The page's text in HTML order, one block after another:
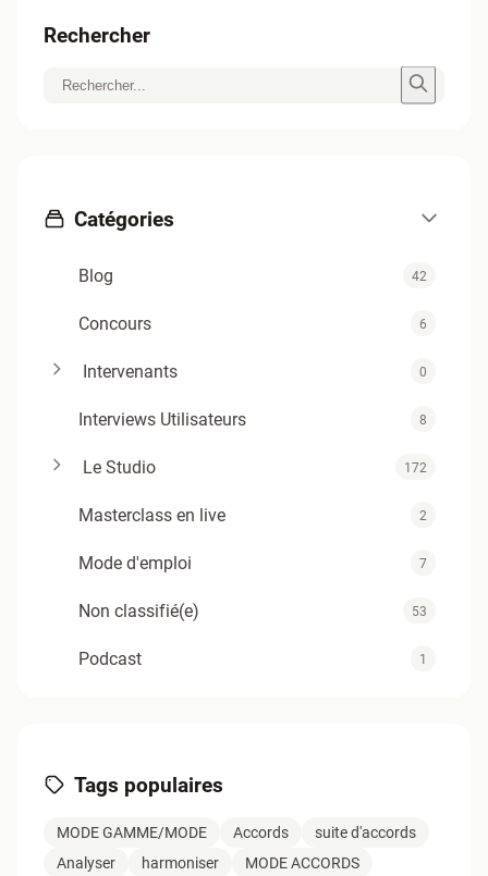
Rechercher
Catégories
Blog 42
Concours 6
Intervenants 0
Interviews Utilisateurs 8
Le Studio 172
Masterclass en live 2
Mode d'emploi 7
Non classifié(e) 53
Podcast 1
Zold - Articles TAV1
Tags populaires
MODE GAMME/MODE Accords
suite d'accords
Analyser
harmoniser
MODE ACCORDS